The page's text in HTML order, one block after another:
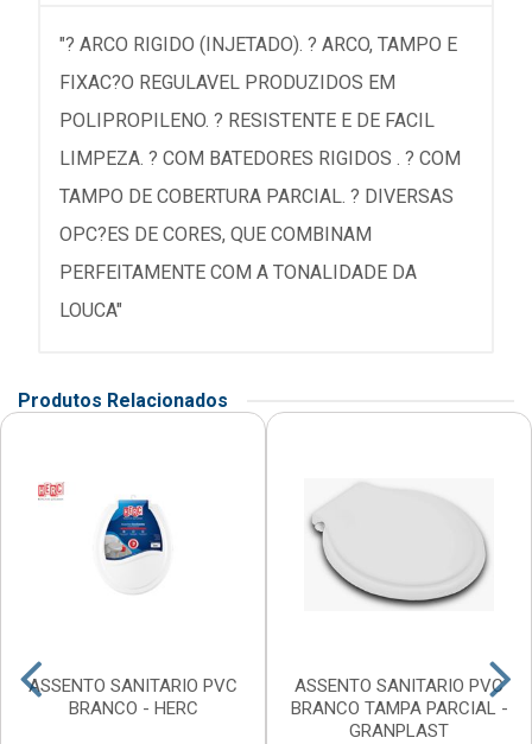
"? ARCO RIGIDO (INJETADO). ? ARCO, TAMPO E
FIXAC?O REGULAVEL PRODUZIDOS EM
POLIPROPILENO. ? RESISTENTE E DE FACIL
LIMPEZA. ? COM BATEDORES RIGIDOS . ? COM
TAMPO DE COBERTURA PARCIAL. ? DIVERSAS
OPC?ES DE CORES, QUE COMBINAM
PERFEITAMENTE COM A TONALIDADE DA
LOUCA"
Produtos Relacionados
ASSENTO SANITARIO PVC
BRANCO - HERC
ASSENTO SANITARIO PVC
BRANCO TAMPA PARCIAL -
GRANPLAST